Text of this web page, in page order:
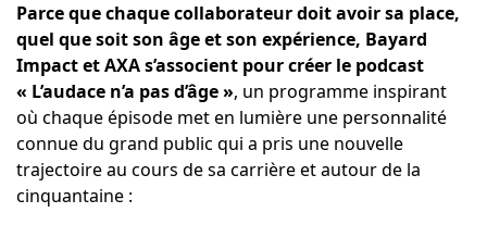
Parce que chaque collaborateur doit avoir sa place,
quel que soit son âge et son expérience, Bayard
Impact et AXA s’associent pour créer le podcast
« L’audace n’a pas d’âge », un programme inspirant
où chaque épisode met en lumière une personnalité
connue du grand public qui a pris une nouvelle
trajectoire au cours de sa carrière et autour de la
cinquantaine :